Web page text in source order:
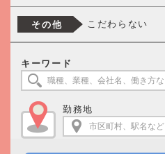
その他 こだわらない
キーワード
勤務地